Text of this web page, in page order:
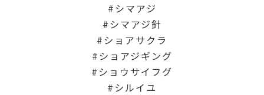
シマアジ
シマアジ針
ショアサクラ
ショアジギング
ショウサイフグ
シルイユ